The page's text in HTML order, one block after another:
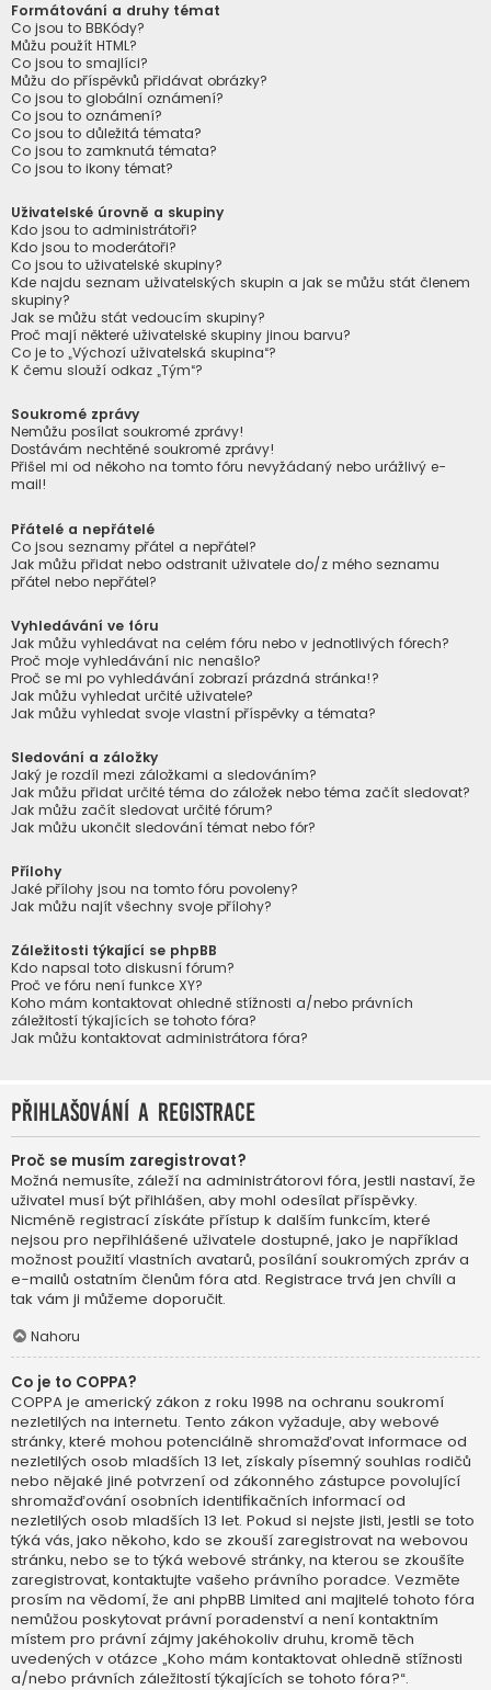
Formátování a druhy témat
Co jsou to BBKódy?
Můžu použít HTML?
Co jsou to smajlíci?
Můžu do příspěvků přidávat obrázky?
Co jsou to globální oznámení?
Co jsou to oznámení?
Co jsou to důležitá témata?
Co jsou to zamknutá témata?
Co jsou to ikony témat?
Uživatelské úrovně a skupiny
Kdo jsou to administrátoři?
Kdo jsou to moderátoři?
Co jsou to uživatelské skupiny?
Kde najdu seznam uživatelských skupin a jak se můžu stát členem
skupiny?
Jak se můžu stát vedoucím skupiny?
Proč mají některé uživatelské skupiny jinou barvu?
Co je to „Výchozí uživatelská skupina“?
K čemu slouží odkaz „Tým“?
Soukromé zprávy
Nemůžu posílat soukromé zprávy!
Dostávám nechtěné soukromé zprávy!
Přišel mi od někoho na tomto fóru nevyžádaný nebo urážlivý e-
mail!
Přátelé a nepřátelé
Co jsou seznamy přátel a nepřátel?
Jak můžu přidat nebo odstranit uživatele do/z mého seznamu
přátel nebo nepřátel?
Vyhledávání ve fóru
Jak můžu vyhledávat na celém fóru nebo v jednotlivých fórech?
Proč moje vyhledávání nic nenašlo?
Proč se mi po vyhledávání zobrazí prázdná stránka!?
Jak můžu vyhledat určité uživatele?
Jak můžu vyhledat svoje vlastní příspěvky a témata?
Sledování a záložky
Jaký je rozdíl mezi záložkami a sledováním?
Jak můžu přidat určité téma do záložek nebo téma začít sledovat?
Jak můžu začít sledovat určité fórum?
Jak můžu ukončit sledování témat nebo fór?
Přílohy
Jaké přílohy jsou na tomto fóru povoleny?
Jak můžu najít všechny svoje přílohy?
Záležitosti týkající se phpBB
Kdo napsal toto diskusní fórum?
Proč ve fóru není funkce XY?
Koho mám kontaktovat ohledně stížnosti a/nebo právních
záležitostí týkajících se tohoto fóra?
Jak můžu kontaktovat administrátora fóra?
Přihlašování a registrace
Proč se musím zaregistrovat?
Možná nemusíte, záleží na administrátorovi fóra, jestli nastaví, že
uživatel musí být přihlášen, aby mohl odesílat příspěvky.
Nicméně registrací získáte přístup k dalším funkcím, které
nejsou pro nepřihlášené uživatele dostupné, jako je například
možnost použití vlastních avatarů, posílání soukromých zpráv a
e-mailů ostatním členům fóra atd. Registrace trvá jen chvíli a
tak vám ji můžeme doporučit.
Nahoru
Co je to COPPA?
COPPA je americký zákon z roku 1998 na ochranu soukromí
nezletilých na internetu. Tento zákon vyžaduje, aby webové
stránky, které mohou potenciálně shromažďovat informace od
nezletilých osob mladších 13 let, získaly písemný souhlas rodičů
nebo nějaké jiné potvrzení od zákonného zástupce povolující
shromažďování osobních identifikačních informací od
nezletilých osob mladších 13 let. Pokud si nejste jisti, jestli se toto
týká vás, jako někoho, kdo se zkouší zaregistrovat na webovou
stránku, nebo se to týká webové stránky, na kterou se zkoušíte
zaregistrovat, kontaktujte vašeho právního poradce. Vezměte
prosím na vědomí, že ani phpBB Limited ani majitelé tohoto fóra
nemůžou poskytovat právní poradenství a není kontaktním
místem pro právní zájmy jakéhokoliv druhu, kromě těch
uvedených v otázce „Koho mám kontaktovat ohledně stížnosti
a/nebo právních záležitostí týkajících se tohoto fóra?“.